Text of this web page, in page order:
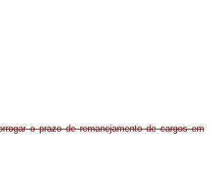
o prazo de remanejamento de cargos em